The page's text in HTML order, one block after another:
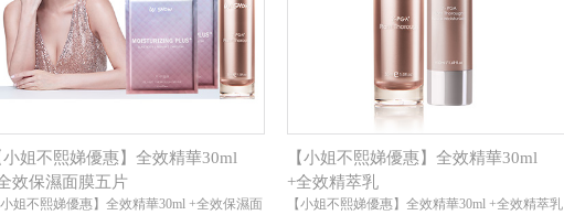
小姐不熙娣優惠】全效精華30ml
效保濕面膜五片
小姐不熙娣優惠】全效精華30ml +全效保濕面
【小姐不熙娣優惠】全效精華30ml
+全效精萃乳
【小姐不熙娣優惠】全效精華30ml +全效精萃乳